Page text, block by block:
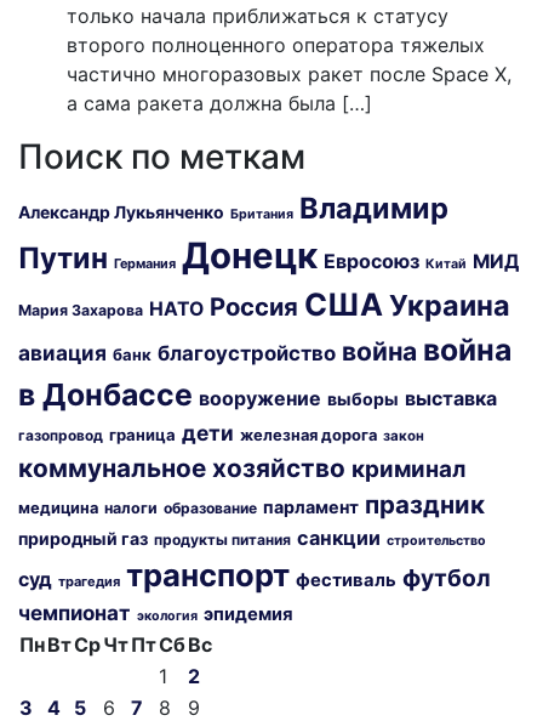
только начала приближаться к статусу
второго полноценного оператора тяжелых
частично многоразовых ракет после Space X,
а сама ракета должна была […]
Поиск по меткам
Александр Лукьянченко Британия Владимир
Путин Германия Донецк Евросоюз Китай МИД
Мария Захарова НАТО Россия США Украина
авиация банк благоустройство война война
в Донбассе вооружение выборы выставка
газопровод граница дети железная дорога закон
коммунальное хозяйство криминал
медицина налоги образование парламент праздник
природный газ продукты питания санкции строительство
суд трагедия транспорт фестиваль футбол
чемпионат экология эпидемия
ПнВтСрЧтПтСбВс
1
2
3
4 5 6 7 8
9